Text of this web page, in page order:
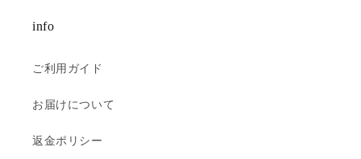
info
ご利用ガイド
お届けについて
返金ポリシー